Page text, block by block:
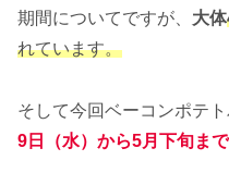
期間についてですが、 大体
れています。
そして今回ベーコンポテ
9日（水）から5月下旬まで